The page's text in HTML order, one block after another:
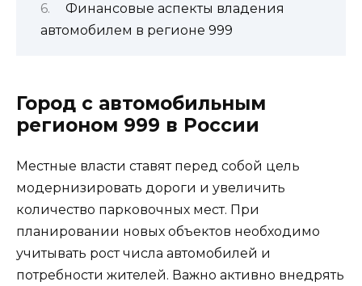
Финансовые аспекты владения
автомобилем в регионе 999
Город с автомобильным
регионом 999 в России
Местные власти ставят перед собой цель
модернизировать дороги и увеличить
количество парковочных мест. При
планировании новых объектов необходимо
учитывать рост числа автомобилей и
потребности жителей. Важно активно внедрять